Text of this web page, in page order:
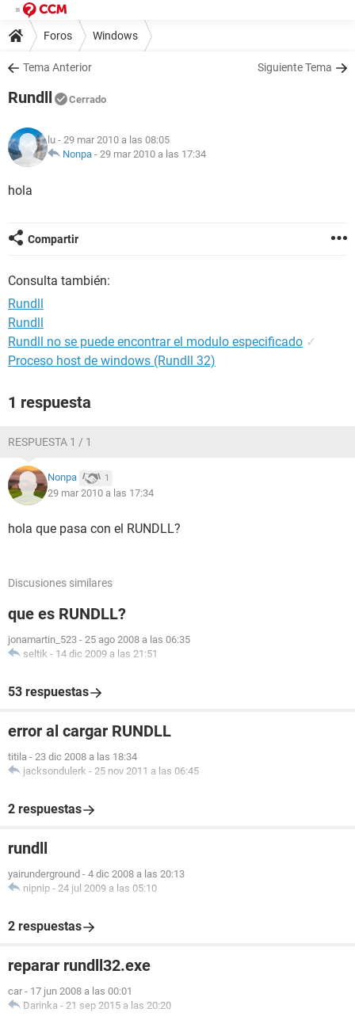
Foros Windows
Tema Anterior Siguiente Tema
Rundll Cerrado
lu - 29 mar 2010 a las 08:05
Nonpa - 29 mar 2010 a las 17:34
hola
Compartir
Consulta también:
Rundll
Rundll
Rundll no se puede encontrar el modulo especificado ✓
Proceso host de windows (Rundll 32)
1 respuesta
RESPUESTA 1 / 1
Nonpa 1
29 mar 2010 a las 17:34
hola que pasa con el RUNDLL?
Discusiones similares
que es RUNDLL?
jonamartin_523 - 25 ago 2008 a las 06:35
seltik - 14 dic 2009 a las 21:51
53 respuestas
error al cargar RUNDLL
titila - 23 dic 2008 a las 18:34
jacksondulerk - 25 nov 2011 a las 06:45
2 respuestas
rundll
yairunderground - 4 dic 2008 a las 20:13
nipnip - 24 jul 2009 a las 05:10
2 respuestas
reparar rundll32.exe
car - 17 jun 2008 a las 00:01
Darinka - 21 sep 2015 a las 20:20